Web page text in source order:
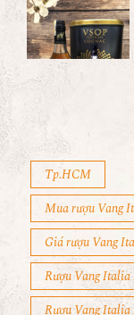
Tp.HCM
Mua rượu Vang
Giá rượu Vang
Rượu Vang
Rượu Vang